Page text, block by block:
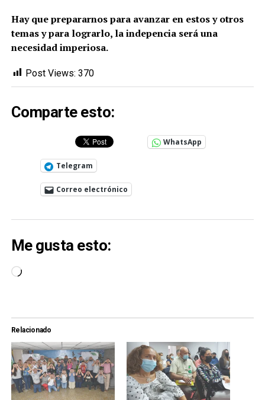
Hay que prepararnos para avanzar en estos y otros
temas y para lograrlo, la indepencia será una
necesidad imperiosa.
Post Views: 370
Comparte esto:
WhatsApp
Telegram
Correo electrónico
Me gusta esto:
Cargando...
Relacionado